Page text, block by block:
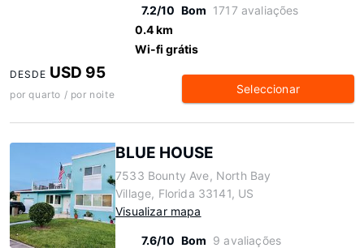
7.2/10 Bom 1717 avaliações
0.4 km
Wi-fi grátis
DESDE USD 95
por quarto / por noite Seleccionar
BLUE HOUSE
7533 Bounty Ave, North Bay
Village, Florida 33141, US
Visualizar mapa
7.6/10 Bom 9 avaliações